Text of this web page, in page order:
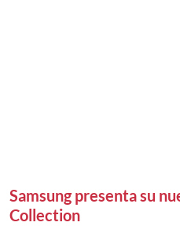
Samsung presenta su
Collection